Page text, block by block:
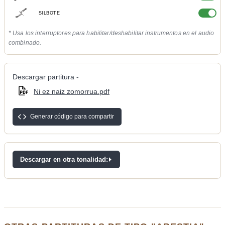
SILBOTE
* Usa los interruptores para habilitar/deshabilitar instrumentos en el audio
combinado.
Descargar partitura -
Ni ez naiz zomorrua.pdf
Generar código para compartir
Descargar en otra tonalidad: